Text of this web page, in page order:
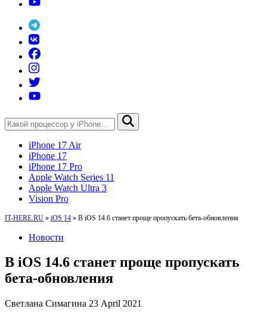
iPhone 17 Air
iPhone 17
iPhone 17 Pro
Apple Watch Series 11
Apple Watch Ultra 3
Vision Pro
IT-HERE.RU » iOS 14 » В iOS 14.6 станет проще пропускать бета-обновления
Новости
В iOS 14.6 станет проще пропускать
бета-обновления
Светлана Симагина 23 April 2021